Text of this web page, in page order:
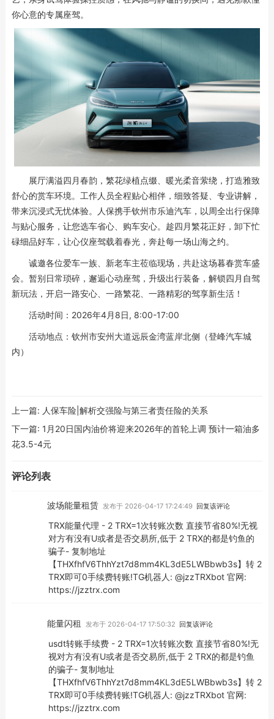
你心意的专属座驾。
展厅满溢四月春韵，繁花绿植点缀、暖光柔音萦绕，打造雅致
舒心的赏车环境。工作人员全程贴心相伴，细致答疑、专业讲解，
带来沉浸式无忧体验。人保携手钦州市乐迪汽车，以周全出行保障
与贴心服务，让您选车省心、购车安心。趁四月繁花正好，卸下忙
碌细品好车，让心仪座驾载着春光，奔赴每一场山海之约。
诚邀各位爱车一族、新老车主莅临现场，共赴这场暮春赏车盛
会。暂别日常琐碎，邂逅心动座驾，升级出行装备，解锁四月自驾
新玩法，开启一路安心、一路繁花、一路精彩的驾享新生活！
活动时间：2026年4月8日, 8:00-17:00
活动地点：钦州市安州大道远辰金湾蓝岸北侧（登峰汽车城
内）
上一篇: 人保车险|解析交强险与第三者责任险的关系
下一篇: 1月20日国内油价将迎来2026年的首轮上调 预计一箱油多
花3.5-4元
评论列表
波场能量租赁 发布于 2026-04-17 17:24:49 回复该评论
TRX能量代理 - 2 TRX=1次转账次数 直接节省80%!无视
对方有没有U或者是否交易所,低于 2 TRX的都是钓鱼的
骗子- 复制地址
【THXfhfV6ThhYzt7d8mm4KL3dE5LWBbwb3s】转 2
TRX即可0手续费转账!TG机器人: @jzzTRXbot 官网:
https://jzztrx.com
能量闪租 发布于 2026-04-17 17:50:32 回复该评论
usdt转账手续费 - 2 TRX=1次转账次数 直接节省80%!无
视对方有没有U或者是否交易所,低于 2 TRX的都是钓鱼
的骗子- 复制地址
【THXfhfV6ThhYzt7d8mm4KL3dE5LWBbwb3s】转 2
TRX即可0手续费转账!TG机器人: @jzzTRXbot 官网:
https://jzztrx.com